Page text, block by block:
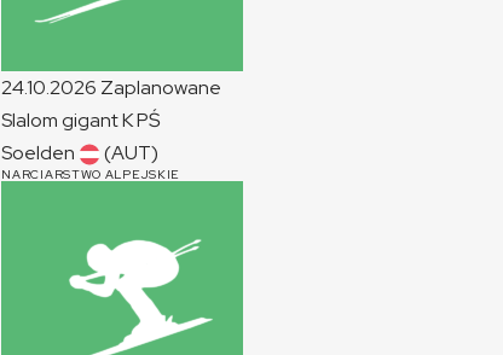
24.10.2026 Zaplanowane
Slalom gigantKPŚ
Soelden
(AUT)
NARCIARSTWO ALPEJSKIE